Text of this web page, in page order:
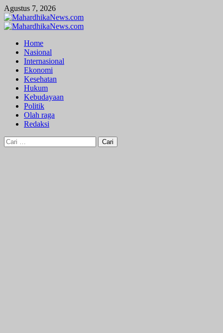
Skip
to
content
Agustus 7, 2026
Primary
Home
Nasional
Internasional
Ekonomi
Kesehatan
Hukum
Kebudayaan
Politik
Olah raga
Redaksi
Cari
untuk: